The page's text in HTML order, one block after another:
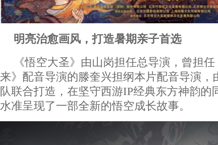
明亮治愈画风，打造暑期亲子首选
《悟空大圣》由山岗担任总导演，曾担
来》配音导演的滕奎兴担纲本片配音导演，
队联合打造，在坚守西游IP经典东方神韵的
水准呈现了一部全新的悟空成长故事。